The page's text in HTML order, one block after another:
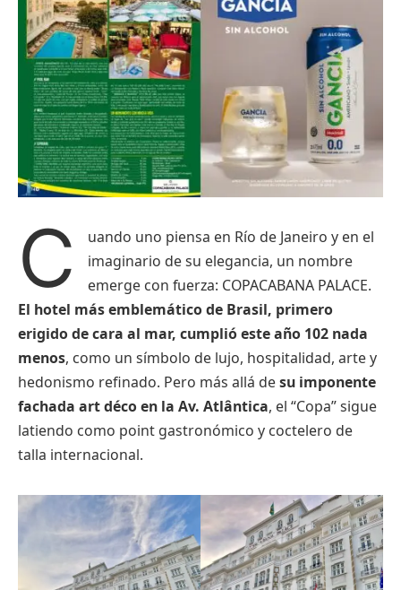
C
uando uno piensa en Río de Janeiro y en el
imaginario de su elegancia, un nombre
emerge con fuerza: COPACABANA PALACE.
El hotel más emblemático de Brasil, primero
erigido de cara al mar, cumplió este año 102 nada
menos, como un símbolo de lujo, hospitalidad, arte y
hedonismo refinado. Pero más allá desu imponente
fachada art déco en la Av. Atlântica, el “Copa” sigue
latiendo como point gastronómico y coctelero de
talla internacional.